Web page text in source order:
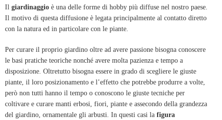
Il giardinaggio è una delle forme di hobby più diffuse nel nostro paese.
Il motivo di questa diffusione è legata principalmente al contatto diretto
con la natura ed in particolare con le piante.
Per curare il proprio giardino oltre ad avere passione bisogna conoscere
le basi pratiche teoriche nonché avere molta pazienza e tempo a
disposizione. Oltretutto bisogna essere in grado di scegliere le giuste
piante, il loro posizionamento e l’effetto che potrebbe produrre a volte,
però non tutti hanno il tempo o conoscono le giuste tecniche per
coltivare e curare manti erbosi, fiori, piante e assecondo della grandezza
del giardino, ornamentale gli arbusti. In questi casi la figura